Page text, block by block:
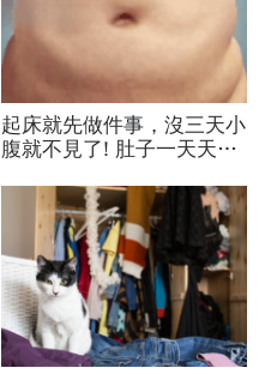
起床就先做件事，沒三天小
腹就不見了! 肚子一天天變